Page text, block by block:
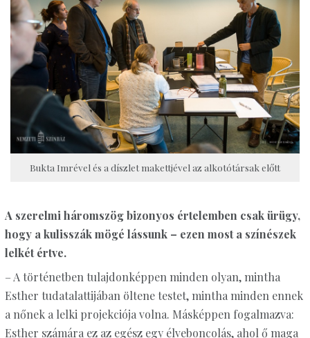
Bukta Imrével és a díszlet makettjével az alkotótársak előtt
A szerelmi háromszög bizonyos értelemben csak ürügy,
hogy a kulisszák mögé lássunk – ezen most a színészek
lelkét értve.
– A történetben tulajdonképpen minden olyan, mintha
Esther tudatalattijában öltene testet, mintha minden ennek
a nőnek a lelki projekciója volna. Másképpen fogalmazva:
Esther számára ez az egész egy élveboncolás, ahol ő maga